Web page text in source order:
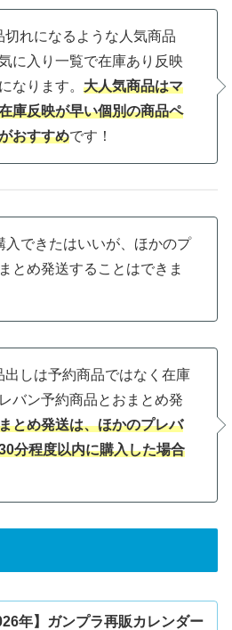
れになるような人気商品
に入り一覧で在庫あり反映
なります。 大人気商品はマ
庫反映が早い個別の商品ペ
おすすめです！
入できたはいいが、ほかのプ
とめ発送することはできま
しは予約商品ではなく在庫
バン予約商品とおまとめ発
とめ発送は、ほかのプレバ
分程度以内に購入した場合
年】ガンプラ再販カレンダー